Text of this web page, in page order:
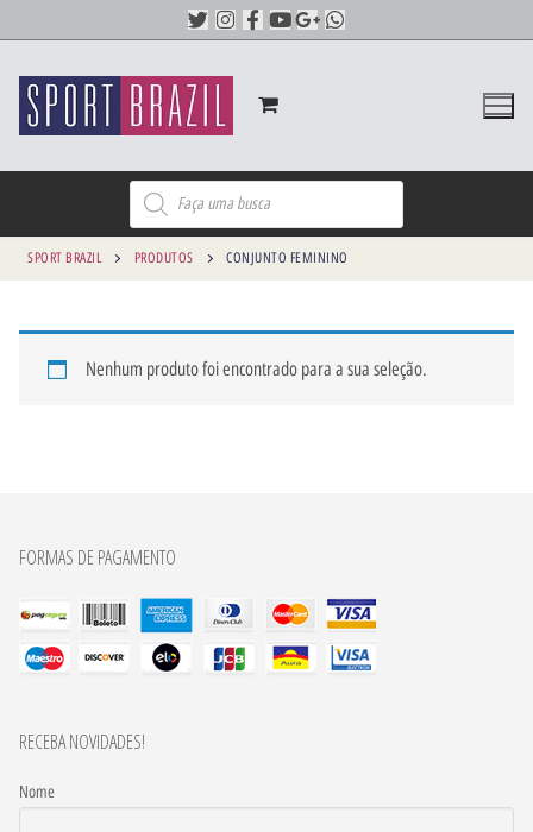
SPORT BRAZIL PRODUTOS CONJUNTO FEMININO
Nenhum produto foi encontrado para a sua seleção.
FORMAS DE PAGAMENTO
RECEBA NOVIDADES!
Nome